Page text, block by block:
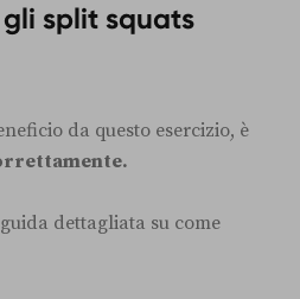
split squats
da questo esercizio, è
dettagliata su come